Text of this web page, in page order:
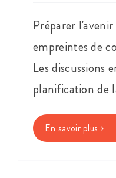
Cancer de l’anus
À propos
Préparer
empreintes de
Les discussions
planification de
En savoir plus